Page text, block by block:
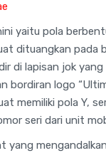
yaitu pola
dituangkan pada
di lapisan jok
bordiran logo
memiliki pola Y,
seri dari unit
yang